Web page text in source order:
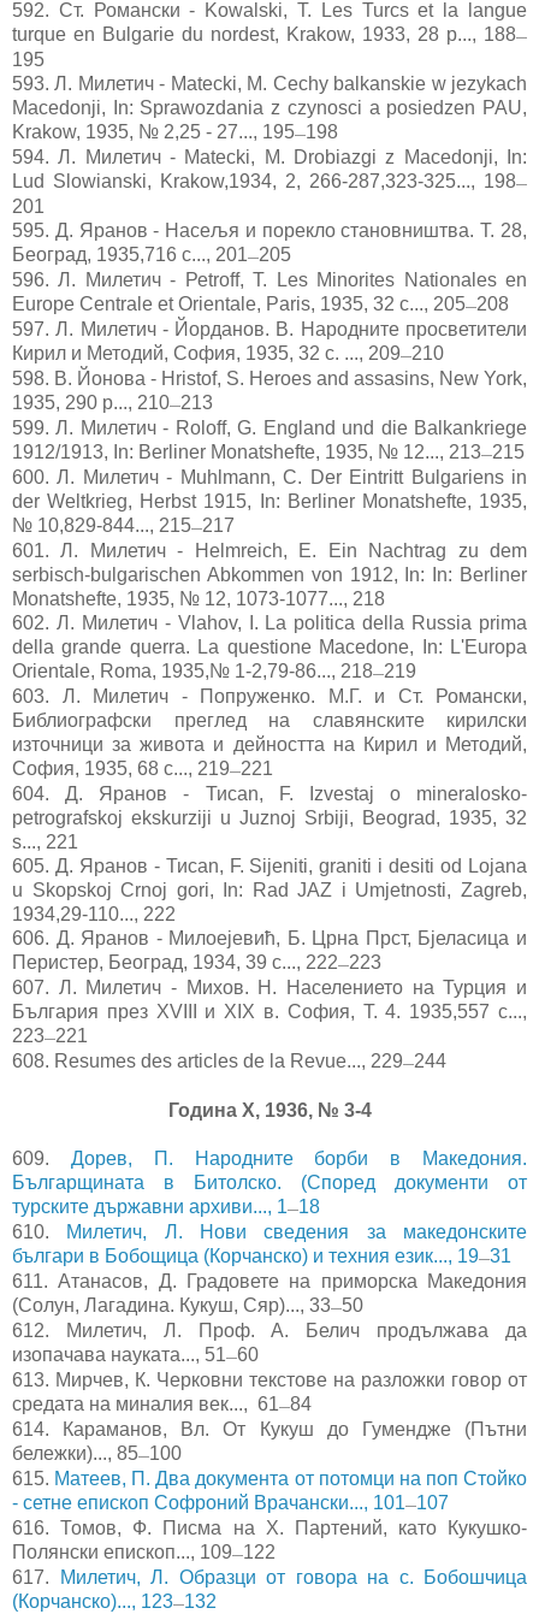
592. Ст. Романски - Kowalski, T. Les Turcs et la langue
turque en Bulgarie du nordest, Krakow, 1933, 28 р..., 188—
195
593. Л. Милетич - Matecki, M. Cechy balkanskie w jezykach
Macedonji, In: Sprawozdania z czynosci a posiedzen PAU,
Krakow, 1935, № 2,25 - 27..., 195—198
594. Л. Милетич - Matecki, M. Drobiazgi z Macedonji, In:
Lud Slowianski, Krakow,1934, 2, 266-287,323-325..., 198—
201
595. Д. Яранов - Насељя и порекло становништва. Т. 28,
Београд, 1935,716 с..., 201—205
596. Л. Милетич - Реtroff, T. Les Minorites Nationales en
Europe Centrale et Orientale, Paris, 1935, 32 с..., 205—208
597. Л. Милетич - Йорданов. В. Народните просветители
Кирил и Методий, София, 1935, 32 с. ..., 209—210
598. В. Йонова - Нristof, S. Heroes and assasins, New York,
1935, 290 р..., 210—213
599. Л. Милетич - Roloff, G. England und die Balkankriege
1912/1913, In: Berliner Monatshefte, 1935, № 12..., 213—215
600. Л. Милетич - Мuhlmann, C. Der Eintritt Bulgariens in
der Weltkrieg, Herbst 1915, In: Berliner Monatshefte, 1935,
№ 10,829-844..., 215—217
601.
Л. Милетич - Неlmreich, E. Ein Nachtrag zu dem
serbisch-bulgarischen Abkommen von 1912, In: In: Berliner
Monatshefte, 1935, № 12, 1073-1077..., 218
602. Л. Милетич - Vlahov, I. La politica della Russia prima
della grande querra. La questione Macedone, In: L'Europa
Orientale, Roma, 1935,№ 1-2,79-86..., 218—219
603. Л. Милетич - Попруженко. М.Г. и Ст. Романски,
Библиографски преглед на славянските кирилски
източници за живота и дейността на Кирил и Методий,
София, 1935, 68 с..., 219—221
604. Д. Яранов - Тиcan, F. Izvestaj o mineralosko-
petrografskoj ekskurziji u Juznoj Srbiji, Beograd, 1935, 32
s..., 221
605. Д. Яранов - Тиcan, F. Sijeniti, graniti i desiti od Lojana
u Skopskoj Crnoj gori, In: Rad JAZ i Umjetnosti, Zagreb,
1934,29-110..., 222
606. Д. Яранов - Милоеjевић, Б. Црна Прст, Бjеласица и
Перистер, Београд, 1934, 39 с..., 222—223
607. Л. Милетич - Михов. Н. Населението на Турция и
България през XVIII и XIX в. София, Т. 4. 1935,557 с...,
223—221
608. Resumes des articles de la Revue..., 229—244
Година X, 1936, № 3-4
609. Дорев, П. Народните борби в Македония.
Българщината в Битолско. (Според документи от
турските държавни архиви..., 1—18
610. Милетич, Л. Нови сведения за македонските
българи в Бобощица (Корчанско) и техния език..., 19—31
611. Атанасов, Д. Градовете на приморска Македония
(Солун, Лагадина. Кукуш, Сяр)..., 33—50
612.
Милетич, Л. Проф. А. Белич продължава да
изопачава науката..., 51—60
613. Мирчев, К. Черковни текстове на разложки говор от
средата на миналия век..., 61—84
614.
Караманов, Вл. От Кукуш до Гумендже (Пътни
бележки)..., 85—100
615. Матеев, П. Два документа от потомци на поп Стойко
- сетне епископ Софроний Врачански..., 101—107
616. Томов, Ф. Писма на X. Партений, като Кукушко-
Полянски епископ..., 109—122
617.
Милетич, Л. Образци от говора на с. Бобошчица
(Корчанско)..., 123—132